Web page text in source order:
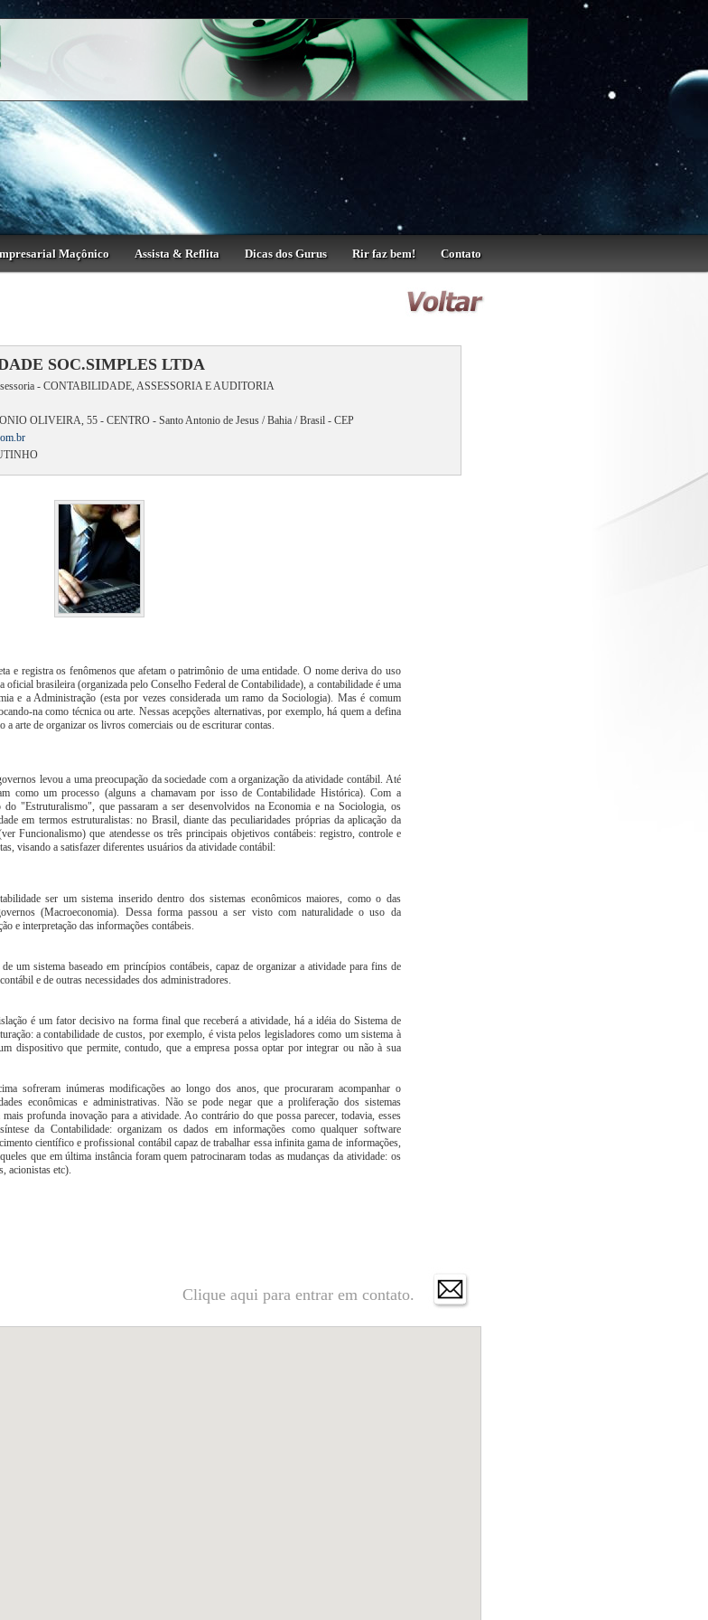
Maçônico Assista & Reflita Dicas dos Gurus Rir faz bem! Contato
SOC.SIMPLES LTDA
- CONTABILIDADE, ASSESSORIA E AUDITORIA
OLIVEIRA, 55 - CENTRO - Santo Antonio de Jesus / Bahia / Brasil - CEP
e registra os fenômenos que afetam o patrimônio de uma entidade. O nome deriva do uso
oficial brasileira (organizada pelo Conselho Federal de Contabilidade), a contabilidade é uma
e a Administração (esta por vezes considerada um ramo da Sociologia). Mas é comum
na como técnica ou arte. Nessas acepções alternativas, por exemplo, há quem a defina
a arte de organizar os livros comerciais ou de escriturar contas.
levou a uma preocupação da sociedade com a organização da atividade contábil. Até
como um processo (alguns a chamavam por isso de Contabilidade Histórica). Com a
"Estruturalismo", que passaram a ser desenvolvidos na Economia e na Sociologia, os
em termos estruturalistas: no Brasil, diante das peculiaridades próprias da aplicação da
Funcionalismo) que atendesse os três principais objetivos contábeis: registro, controle e
visando a satisfazer diferentes usuários da atividade contábil:
ser um sistema inserido dentro dos sistemas econômicos maiores, como o das
(Macroeconomia). Dessa forma passou a ser visto com naturalidade o uso da
e interpretação das informações contábeis.
um sistema baseado em princípios contábeis, capaz de organizar a atividade para fins de
e de outras necessidades dos administradores.
é um fator decisivo na forma final que receberá a atividade, há a idéia do Sistema de
a contabilidade de custos, por exemplo, é vista pelos legisladores como um sistema à
dispositivo que permite, contudo, que a empresa possa optar por integrar ou não à sua
sofreram inúmeras modificações ao longo dos anos, que procuraram acompanhar o
econômicas e administrativas. Não se pode negar que a proliferação dos sistemas
profunda inovação para a atividade. Ao contrário do que possa parecer, todavia, esses
da Contabilidade: organizam os dados em informações como qualquer software
científico e profissional contábil capaz de trabalhar essa infinita gama de informações,
que em última instância foram quem patrocinaram todas as mudanças da atividade: os
acionistas etc).
Clique aqui para entrar em contato.